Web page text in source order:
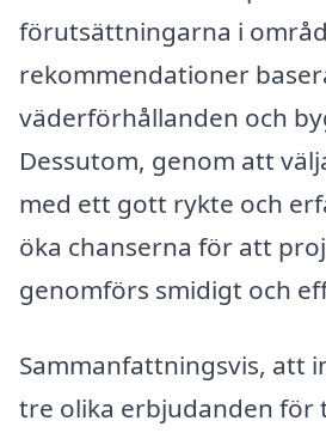
förutsättningarna i
rekommendationer
väderförhållanden och
Dessutom, genom att
med ett gott rykte och
öka chanserna för att
genomförs smidigt och
Sammanfattningsvis, att
tre olika erbjudanden för